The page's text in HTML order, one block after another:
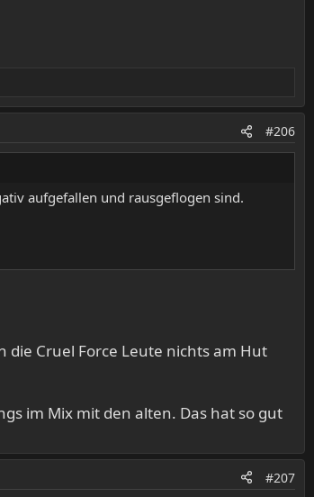
#206
aufgefallen und rausgeflogen sind.
die Cruel Force Leute nichts am Hut
im Mix mit den alten. Das hat so gut
#207